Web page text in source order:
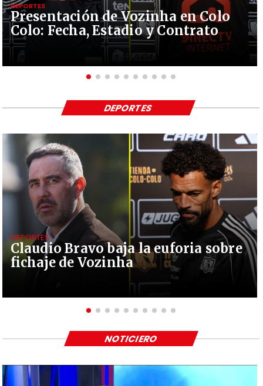
Presentación de Vozinha en Colo
Colo: Fecha, Estadio y Contrato
DEPORTES
Claudio Bravo baja la euforia sobre
fichaje de Vozinha
DEPORTES
DEPORTES
NOTICIERO